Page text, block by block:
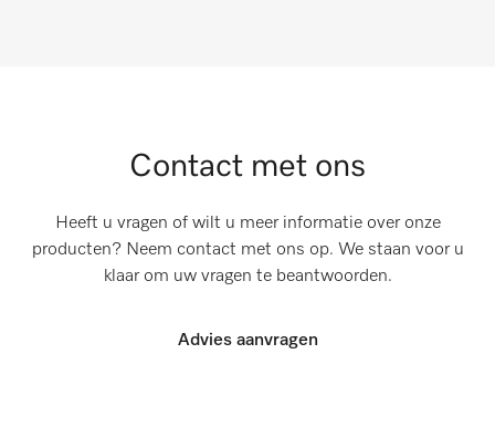
Contact met ons
Heeft u vragen of wilt u meer informatie over onze
producten? Neem contact met ons op. We staan voor u
klaar om uw vragen te beantwoorden.
Advies aanvragen